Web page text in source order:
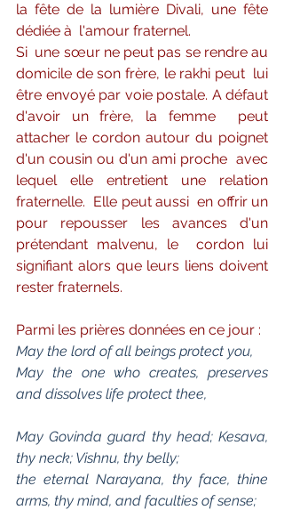
la fête de la lumière Divali, une fête
dédiée à  l'amour fraternel.
Si  une sœur ne peut pas se rendre au
domicile de son frère, le rakhi peut  lui
être envoyé par voie postale. A défaut
d'avoir un frère, la femme  peut
attacher le cordon autour du poignet
d'un cousin ou d'un ami proche  avec
lequel elle entretient une relation
fraternelle.  Elle peut aussi  en offrir un
pour repousser les avances d'un
prétendant malvenu, le  cordon lui
signifiant alors que leurs liens doivent
rester fraternels.
Parmi les prières données en ce jour :
May the lord of all beings protect you,
May the one who creates, preserves
and dissolves life protect thee,
May Govinda guard thy head; Kesava,
thy neck; Vishnu, thy belly;
the eternal Narayana, thy face, thine
arms, thy mind, and faculties of sense;